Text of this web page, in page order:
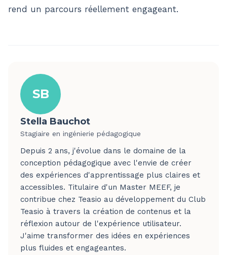
rend un parcours réellement engageant.
SB
Stella Bauchot
Stagiaire en ingénierie pédagogique
Depuis 2 ans, j'évolue dans le domaine de la
conception pédagogique avec l'envie de créer
des expériences d'apprentissage plus claires et
accessibles. Titulaire d'un Master MEEF, je
contribue chez Teasio au développement du Club
Teasio à travers la création de contenus et la
réflexion autour de l'expérience utilisateur.
J'aime transformer des idées en expériences
plus fluides et engageantes.